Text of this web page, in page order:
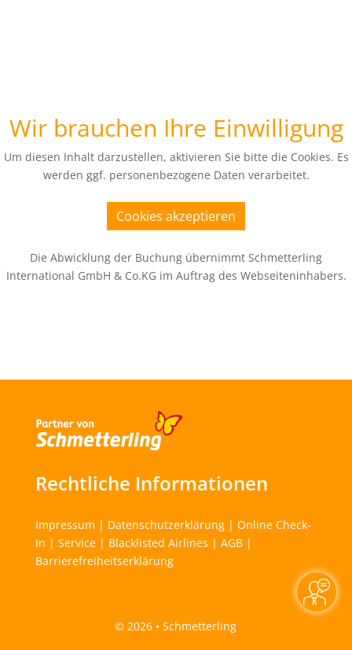
Wir brauchen Ihre Einwilligung
Um diesen Inhalt darzustellen, aktivieren Sie bitte die Cookies. Es
werden ggf. personenbezogene Daten verarbeitet.
Cookies akzeptieren
Die Abwicklung der Buchung übernimmt Schmetterling
International GmbH & Co.KG im Auftrag des Webseiteninhabers.
Rechtliche Informationen
Impressum | Datenschutzerklärung| Online Check-
In | Service| Blacklisted Airlines | AGB|
Barrierefreiheitserklärung
© 2026 • Schmetterling